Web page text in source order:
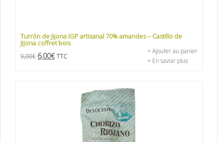
Turrón de Jijona IGP artisanal 70% amandes – Castillo de
Jijona coffret bois
9,00€ 6,00€ TTC
+ Ajouter au panier
+ En savoir plus